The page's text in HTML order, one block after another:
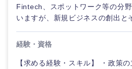
Fintech、スポットワーク等の分
いますが、新規ビジネスの創出と
経験・資格
【求める経験・スキル】 ・政策